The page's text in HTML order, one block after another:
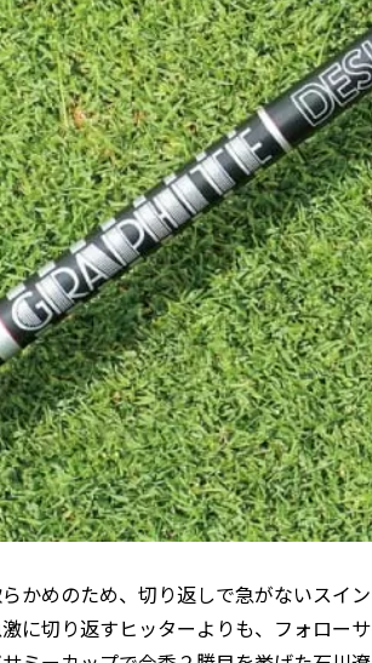
かめのため、切り返しで急がないスイ
に切り返すヒッターよりも、フォロー